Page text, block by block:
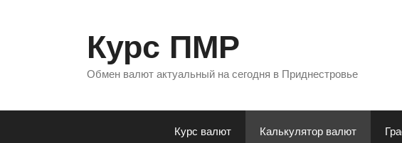
Курс ПМР
Обмен валют актуальный на сегодня в Приднестровье
Курс валют Калькулятор валют